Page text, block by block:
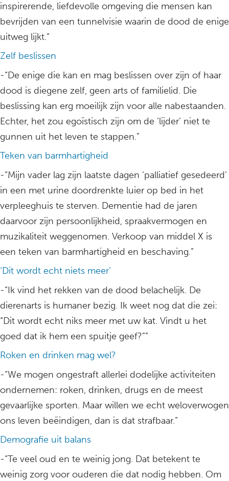
inspirerende, liefdevolle omgeving die mensen kan
bevrijden van een tunnelvisie waarin de dood de enige
uitweg lijkt.”
Zelf beslissen
-“De enige die kan en mag beslissen over zijn of haar
dood is diegene zelf, geen arts of familielid. Die
beslissing kan erg moeilijk zijn voor alle nabestaanden.
Echter, het zou egoïstisch zijn om de ‘lijder’ niet te
gunnen uit het leven te stappen.”
Teken van barmhartigheid
-“Mijn vader lag zijn laatste dagen ‘palliatief gesedeerd’
in een met urine doordrenkte luier op bed in het
verpleeghuis te sterven. Dementie had de jaren
daarvoor zijn persoonlijkheid, spraakvermogen en
muzikaliteit weggenomen. Verkoop van middel X is
een teken van barmhartigheid en beschaving.”
‘Dit wordt echt niets meer’
-“Ik vind het rekken van de dood belachelijk. De
dierenarts is humaner bezig. Ik weet nog dat die zei:
“Dit wordt echt niks meer met uw kat. Vindt u het
goed dat ik hem een spuitje geef?””
Roken en drinken mag wel?
-“We mogen ongestraft allerlei dodelijke activiteiten
ondernemen: roken, drinken, drugs en de meest
gevaarlijke sporten. Maar willen we echt weloverwogen
ons leven beëindigen, dan is dat strafbaar.”
Demografie uit balans
-“Te veel oud en te weinig jong. Dat betekent te
weinig zorg voor ouderen die dat nodig hebben. Om